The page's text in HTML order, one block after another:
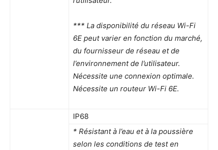
*** La disponibilité du réseau Wi-Fi
6E peut varier en fonction du marché,
du fournisseur de réseau et de
l’environnement de l’utilisateur.
Nécessite une connexion optimale.
Nécessite un routeur Wi-Fi 6E.
IP68
* Résistant à l’eau et à la poussière
selon les conditions de test en